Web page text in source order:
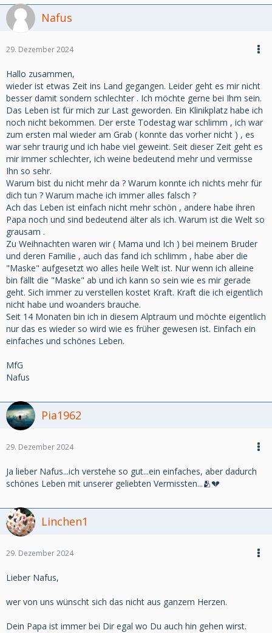
Nafus
29. Dezember 2024
Hallo zusammen,
wieder ist etwas Zeit ins Land gegangen. Leider geht es mir nicht
besser damit sondern schlechter . Ich möchte gerne bei Ihm sein.
Das Leben ist für mich zur Last geworden. Ein Klinikplatz habe ich
noch nicht bekommen. Der erste Todestag war schlimm , ich war
zum ersten mal wieder am Grab ( konnte das vorher nicht ) , es
war sehr traurig und ich habe viel geweint. Seit dieser Zeit geht es
mir immer schlechter, ich weine bedeutend mehr und vermisse
Ihn so sehr.
Warum bist du nicht mehr da ? Warum konnte ich nichts mehr für
dich tun ? Warum mache ich immer alles falsch ?
Ach das Leben ist einfach nicht mehr schön , andere habe ihren
Papa noch und sind bedeutend älter als ich. Warum ist die Welt so
grausam .
Zu Weihnachten waren wir ( Mama und Ich ) bei meinem Bruder
und deren Familie , auch das fand ich schlimm , habe aber die
"Maske" aufgesetzt wo alles heile Welt ist. Nur wenn ich alleine
bin fällt die "Maske" ab und ich kann so sein wie es mir gerade
geht. Sich immer zu verstellen kostet Kraft. Kraft die ich eigentlich
nicht habe und woanders brauche.
Seit 14 Monaten bin ich in diesem Alptraum und möchte eigentlich
nur das es wieder so wird wie es früher gewesen ist. Einfach ein
einfaches und schönes Leben.
MfG
Nafus
Pia1962
29. Dezember 2024
Ja lieber Nafus...ich verstehe so gut...ein einfaches, aber dadurch
schönes Leben mit unserer geliebten Vermissten...🫂💔
Linchen1
29. Dezember 2024
Lieber Nafus,
wer von uns wünscht sich das nicht aus ganzem Herzen.
Dein Papa ist immer bei Dir egal wo Du auch hin gehen wirst.